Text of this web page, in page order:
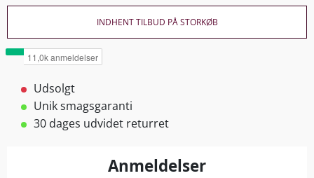
INDHENT TILBUD PÅ STORKØB
Udsolgt
Unik smagsgaranti
30 dages udvidet returret
Anmeldelser